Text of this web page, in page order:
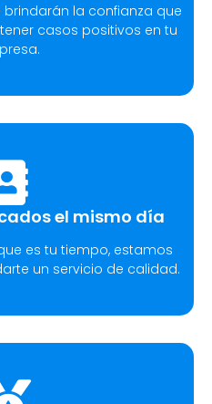
la confianza que
casos positivos en tu
el mismo día
es tu tiempo, estamos
un servicio de calidad.